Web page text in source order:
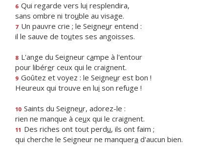
6 Qui regarde vers lui resplendira,
sans ombre ni trouble au visage.
7 Un pauvre crie ; le Seigneur entend :
il le sauve de toutes ses angoisses.
8 L'ange du Seigneur campe à l'entour
pour libérer ceux qui le craignent.
9 Goûtez et voyez : le Seigneur est bon !
Heureux qui trouve en lui son refuge !
10 Saints du Seigneur, adorez-le :
rien ne manque à ceux qui le craignent.
11 Des riches ont tout perdu, ils ont faim ;
qui cherche le Seigneur ne manquera d'aucun bien.